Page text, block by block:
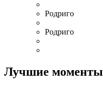
Родриго
Родриго
Лучшие моменты